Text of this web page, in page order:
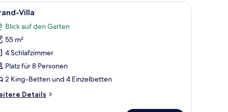
geneigtem Dach und Schornstein. Vor der Hütte befindet sich
Ein rustikales Gebäude mit weißer Fassade,
16 Villa
Blick auf den Garten
55 m²
4 Schlafzimmer
Platz für 8 Personen
2 King-Betten und 4 Einzelbetten
Details